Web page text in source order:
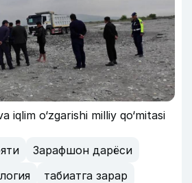
iqlim o‘zgarishi milliy qo‘mitasi
Зарафшон дарёси
табиатга зарар